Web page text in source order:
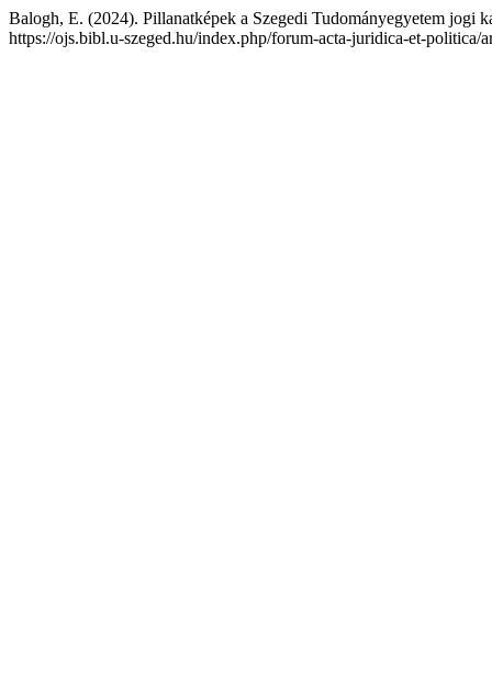
Balogh, E. (2024). Pillanatképek a Szegedi Tudományegyetem jogi
https://ojs.bibl.u-szeged.hu/index.php/forum-acta-juridica-et-politica/